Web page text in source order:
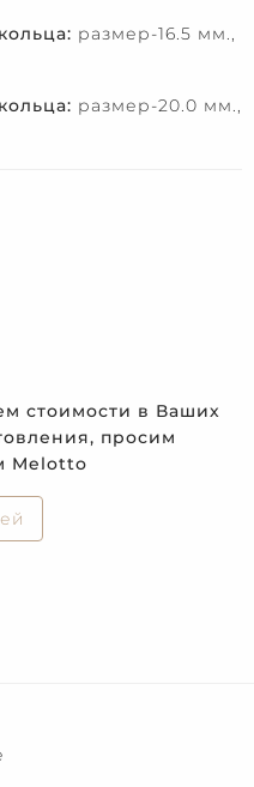
размер-16.5 мм.,
размер-20.0 мм.,
стоимости в Ваших
просим
Melotto